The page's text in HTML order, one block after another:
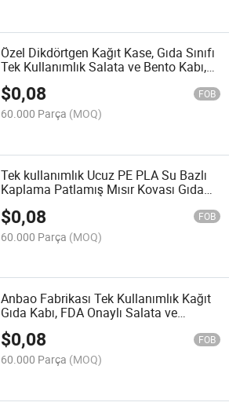
Özel Dikdörtgen Kağıt Kase, Gıda Sınıfı
Tek Kullanımlık Salata ve Bento Kabı,
Logo ile
$0,08 FOB
60.000 Parça (MOQ)
Tek kullanımlık Ucuz PE PLA Su Bazlı
Kaplama Patlamış Mısır Kovası Gıda
$0,08 FOB
60.000 Parça (MOQ)
Anbao Fabrikası Tek Kullanımlık Kağıt
Gıda Kabı, FDA Onaylı Salata ve
Catering Kasesi, ISO Sertifikalı Üretim
$0,08 FOB
60.000 Parça (MOQ)